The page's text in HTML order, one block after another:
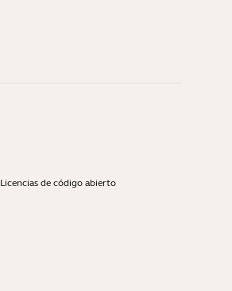
Licencias de código abierto